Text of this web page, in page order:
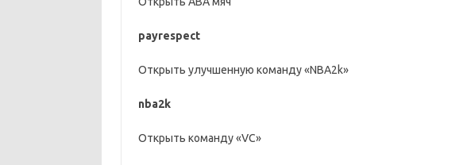
payrespect
Открыть улучшенную команду «NBA2k»
nba2k
Открыть команду «VC»